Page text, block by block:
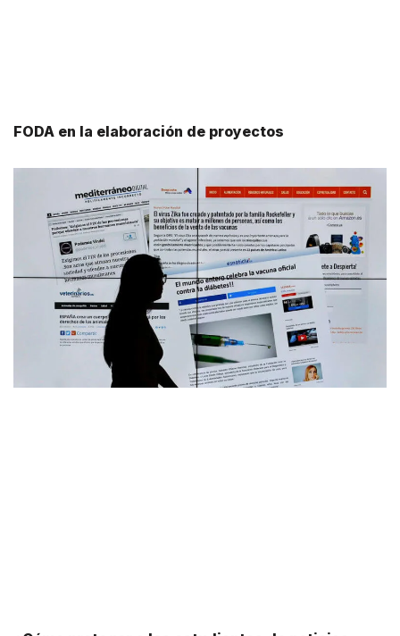
FODA en la elaboración de proyectos